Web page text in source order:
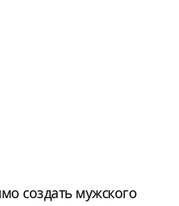
создать мужского